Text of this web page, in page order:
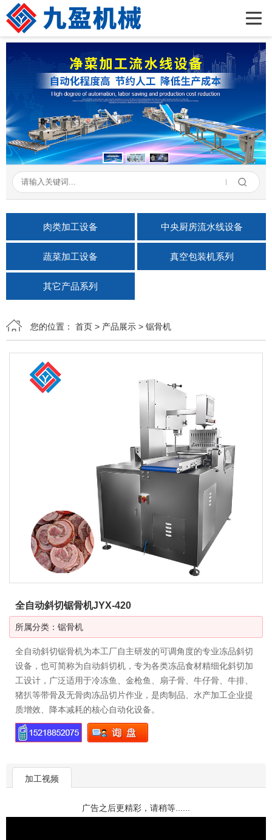
公司简介
产品展示
新闻资讯
成功案例
在线留言
联系我们
肉类加工设备 中央厨房流水线设备
蔬菜加工设备 真空包装机系列
其它产品系列
您的位置： 首页 > 产品展示 > 锯骨机
全自动斜切锯骨机JYX-420
所属分类： 锯骨机
全自动斜切锯骨机为本工厂自主研发的可调角度的专业冻品斜切
设备，也可简称为自动斜切机，专为各类冻品食材精细化斜切加
工设计，广泛适用于冷冻鱼、金枪鱼、扇子骨、牛仔骨、牛排、
猪扒等带骨及无骨肉冻品切片作业，是肉制品、水产加工企业提
质增效、降本减耗的核心自动化设备。
加工视频
广告之后更精彩，请稍等......